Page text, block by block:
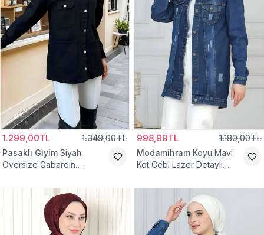
1.299,00TL 1.349,00TL
Pasaklı Giyim Siyah
Oversize Gabardin
998,99TL 1.180,00TL
Modamihram Koyu Mavi
Kot Cebi Lazer Detaylı